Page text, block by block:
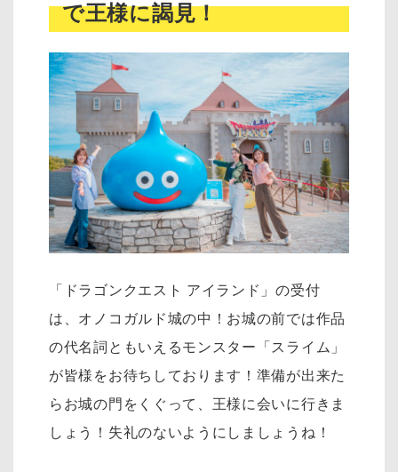
で王様に謁見！
「ドラゴンクエスト アイランド」の受付
は、オノコガルド城の中！お城の前では作品
の代名詞ともいえるモンスター「スライム」
が皆様をお待ちしております！準備が出来た
らお城の門をくぐって、王様に会いに行きま
しょう！失礼のないようにしましょうね！